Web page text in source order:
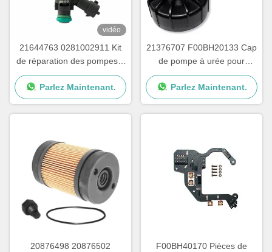
vidéo
21644763 0281002911 Kit
de réparation des pompes à
urée pour camions
Parlez Maintenant.
21376707 F00BH20133 Cap
de pompe à urée pour
pièces de pompes à adblue
Parlez Maintenant.
20876498 20876502
F00BH40170 Pièces de